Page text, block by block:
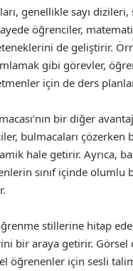
genellikle sayı
öğrenciler,
de geliştirir.
gibi görevler,
için de ders
bir diğer
bulmacaları
hale getirir. Ayrıca,
sınıf içinde olumlu
stillerine hitap
bir araya getirir.
öğrenenler için sesli